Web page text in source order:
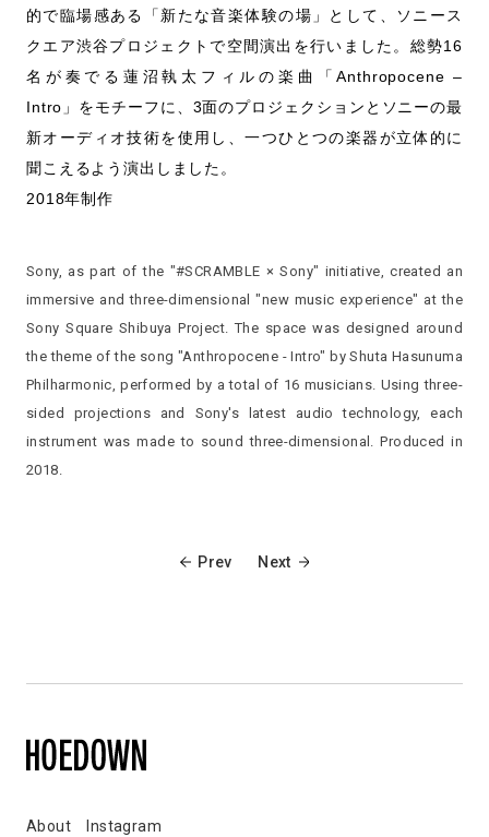
的で臨場感ある「新たな音楽体験の場」として、ソニース
クエア渋谷プロジェクトで空間演出を行いました。総勢16
名が奏でる蓮沼執太フィルの楽曲「Anthropocene –
Intro」をモチーフに、3面のプロジェクションとソニーの最
新オーディオ技術を使用し、一つひとつの楽器が立体的に
聞こえるよう演出しました。
2018年制作
Sony, as part of the "#SCRAMBLE × Sony" initiative, created an
immersive and three-dimensional "new music experience" at the
Sony Square Shibuya Project. The space was designed around
the theme of the song "Anthropocene - Intro" by Shuta Hasunuma
Philharmonic, performed by a total of 16 musicians. Using three-
sided projections and Sony's latest audio technology, each
instrument was made to sound three-dimensional. Produced in
2018.
Prev Next
About Instagram